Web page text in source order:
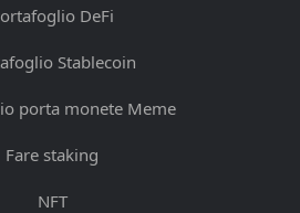
DeFi
Stablecoin
porta monete Meme
Fare staking
NFT